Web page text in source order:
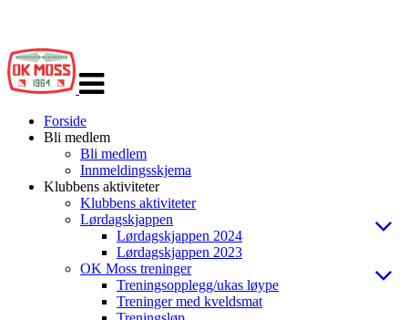
navigasjon
Forside
Bli medlem
Bli medlem
Innmeldingsskjema
Klubbens aktiviteter
Klubbens aktiviteter
Lørdagskjappen
Lørdagskjappen 2024
Lørdagskjappen 2023
OK Moss treninger
Treningsopplegg/ukas løype
Treninger med kveldsmat